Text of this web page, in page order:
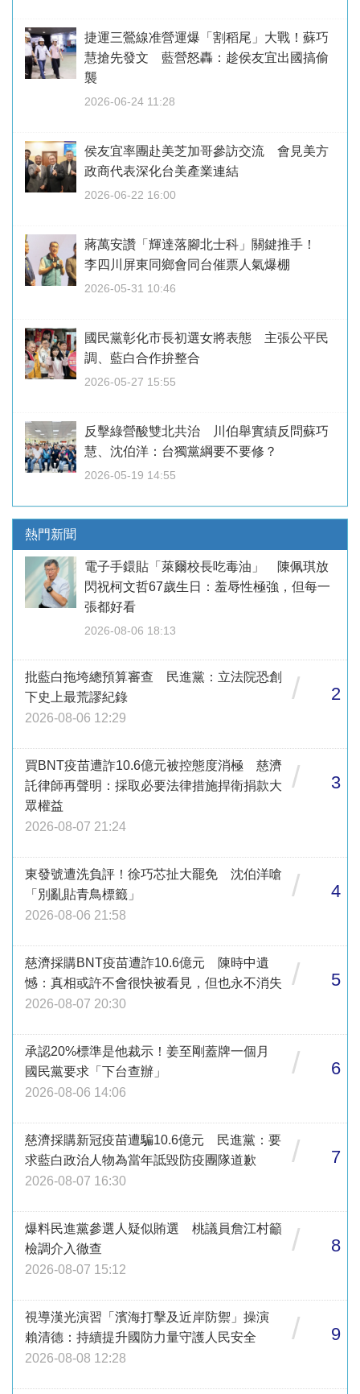
捷運三鶯線准營運爆「割稻尾」大戰！蘇巧
慧搶先發文 藍營怒轟：趁侯友宜出國搞偷
襲
2026-06-24 11:28
侯友宜率團赴美芝加哥參訪交流 會見美方
政商代表深化台美產業連結
2026-06-22 16:00
蔣萬安讚「輝達落腳北士科」關鍵推手！
李四川屏東同鄉會同台催票人氣爆棚
2026-05-31 10:46
國民黨彰化市長初選女將表態 主張公平民
調、藍白合作拚整合
2026-05-27 15:55
反擊綠營酸雙北共治 川伯舉實績反問蘇巧
慧、沈伯洋：台獨黨綱要不要修？
2026-05-19 14:55
熱門新聞
電子手鐶貼「萊爾校長吃毒油」 陳佩琪放
閃祝柯文哲67歲生日：羞辱性極強，但每一
張都好看
2026-08-06 18:13
批藍白拖垮總預算審查 民進黨：立法院恐創
下史上最荒謬紀錄
2026-08-06 12:29
/ 2
買BNT疫苗遭詐10.6億元被控態度消極 慈濟
託律師再聲明：採取必要法律措施捍衛捐款大
眾權益
2026-08-07 21:24
/ 3
東發號遭洗負評！徐巧芯扯大罷免 沈伯洋嗆
「別亂貼青鳥標籤」
2026-08-06 21:58
/ 4
慈濟採購BNT疫苗遭詐10.6億元 陳時中遺
憾：真相或許不會很快被看見，但也永不消失
2026-08-07 20:30
/ 5
承認20%標準是他裁示！姜至剛蓋牌一個月
國民黨要求「下台查辦」
2026-08-06 14:06
/ 6
慈濟採購新冠疫苗遭騙10.6億元 民進黨：要
求藍白政治人物為當年詆毀防疫團隊道歉
2026-08-07 16:30
/ 7
爆料民進黨參選人疑似賄選 桃議員詹江村籲
檢調介入徹查
2026-08-07 15:12
/ 8
視導漢光演習「濱海打擊及近岸防禦」操演
賴清德：持續提升國防力量守護人民安全
2026-08-08 12:28
/ 9